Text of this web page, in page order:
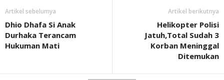
Artikel sebelumya
Dhio Dhafa Si Anak
Durhaka Terancam
Hukuman Mati
Artikel berikutnya
Helikopter Polisi
Jatuh,Total Sudah 3
Korban Meninggal
Ditemukan